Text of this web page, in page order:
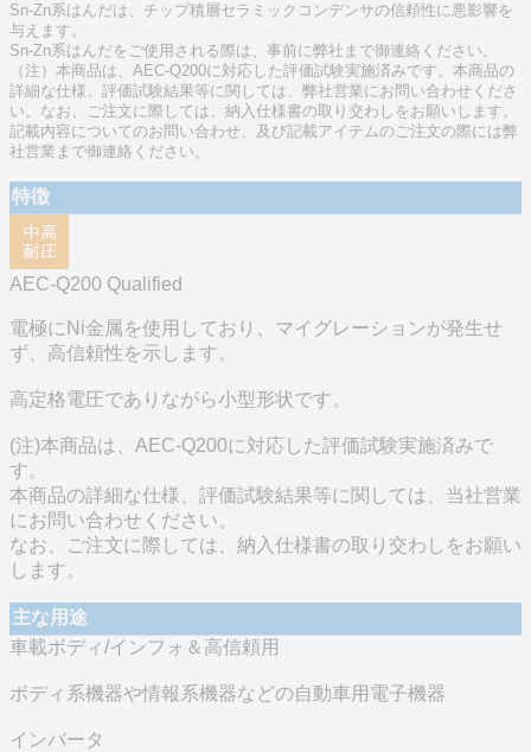
Sn-Zn系はんだは、チップ積層セラミックコンデンサの信頼性に悪影響を
与えます。
Sn-Zn系はんだをご使用される際は、事前に弊社まで御連絡ください。
（注）本商品は、AEC-Q200に対応した評価試験実施済みです。本商品の
詳細な仕様、評価試験結果等に関しては、弊社営業にお問い合わせくださ
い。なお、ご注文に際しては、納入仕様書の取り交わしをお願いします。
記載内容についてのお問い合わせ、及び記載アイテムのご注文の際には弊
社営業まで御連絡ください。
特徴
AEC-Q200 Qualified
電極にNi金属を使用しており、マイグレーションが発生せ
ず、高信頼性を示します。
高定格電圧でありながら小型形状です。
(注)本商品は、AEC-Q200に対応した評価試験実施済みで
す。
本商品の詳細な仕様、評価試験結果等に関しては、当社営業
にお問い合わせください。
なお、ご注文に際しては、納入仕様書の取り交わしをお願い
します。
主な用途
車載ボディ/インフォ＆高信頼用
ボディ系機器や情報系機器などの自動車用電子機器
インバータ